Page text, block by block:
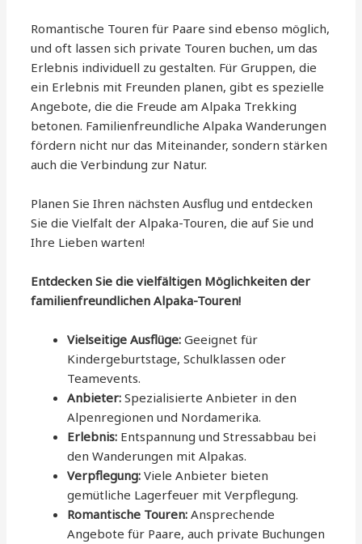
Romantische Touren für Paare sind ebenso möglich,
und oft lassen sich private Touren buchen, um das
Erlebnis individuell zu gestalten. Für Gruppen, die
ein Erlebnis mit Freunden planen, gibt es spezielle
Angebote, die die Freude am Alpaka Trekking
betonen. Familienfreundliche Alpaka Wanderungen
fördern nicht nur das Miteinander, sondern stärken
auch die Verbindung zur Natur.
Planen Sie Ihren nächsten Ausflug und entdecken
Sie die Vielfalt der Alpaka-Touren, die auf Sie und
Ihre Lieben warten!
Entdecken Sie die vielfältigen Möglichkeiten der
familienfreundlichen Alpaka-Touren!
Vielseitige Ausflüge: Geeignet für
Kindergeburtstage, Schulklassen oder
Teamevents.
Anbieter: Spezialisierte Anbieter in den
Alpenregionen und Nordamerika.
Erlebnis: Entspannung und Stressabbau bei
den Wanderungen mit Alpakas.
Verpflegung: Viele Anbieter bieten
gemütliche Lagerfeuer mit Verpflegung.
Romantische Touren: Ansprechende
Angebote für Paare, auch private Buchungen